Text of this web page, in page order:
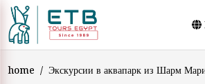
home Экскурсии в аквапарк из Шарм